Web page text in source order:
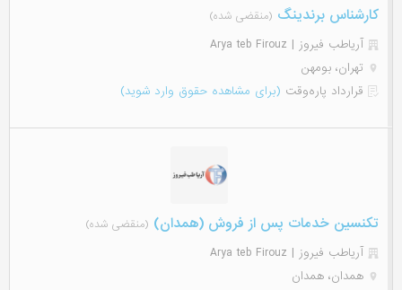
کارشناس برندینگ (منقضی شده)
آریاطب فیروز | Arya teb Firouz
تهران، بومهن
قرارداد پاره‌وقت (برای مشاهده حقوق وارد شوید)
تکنسین خدمات پس از فروش (همدان) (منقضی شده)
آریاطب فیروز | Arya teb Firouz
همدان، همدان